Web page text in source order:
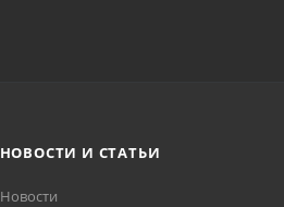
НОВОСТИ И СТАТЬИ
Новости